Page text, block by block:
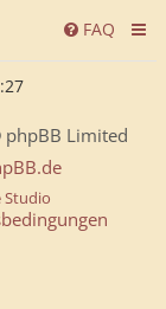
FAQ
Limited
Studio